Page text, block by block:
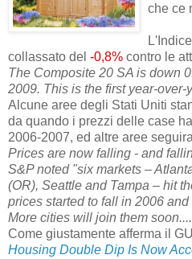
che ce
collassato del -0,8% contro le
The Composite 20 SA is down
2009. This is the first year-
Alcune aree degli Stati Uniti
da quando i prezzi delle case
2006-2007, ed altre aree
Prices are now falling - and
S&P noted "six markets –
(OR), Seattle and Tampa – hit
prices started to fall in 2006 and
More cities will join them
Come giustamente afferma il
Housing Double Dip Is Now